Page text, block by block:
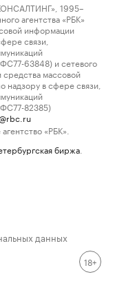
1995–
агентства «РБК»
информации
связи,
63848) и сетевого
средства массовой
в сфере связи,
82385)
«РБК».
биржа
данных
18+